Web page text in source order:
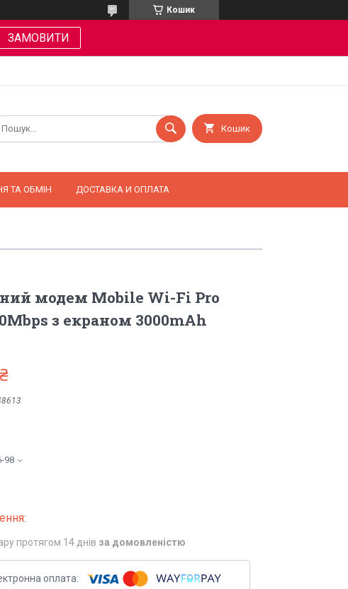
Кошик
ЗАМОВИТИ
Кошик
ТА ОБМІН ДОСТАВКА И ОПЛАТА
модем Mobile Wi-Fi Pro
з екраном 3000mAh
98
протягом 14 днів за домовленістю